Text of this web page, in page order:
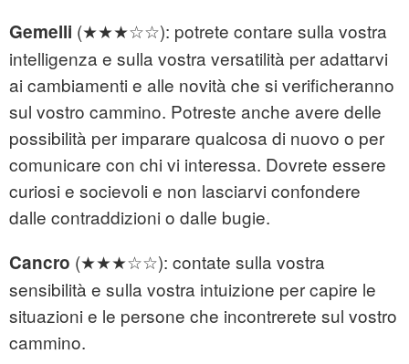
Gemelli (★★★☆☆): potrete contare sulla vostra
intelligenza e sulla vostra versatilità per adattarvi
ai cambiamenti e alle novità che si verificheranno
sul vostro cammino. Potreste anche avere delle
possibilità per imparare qualcosa di nuovo o per
comunicare con chi vi interessa. Dovrete essere
curiosi e socievoli e non lasciarvi confondere
dalle contraddizioni o dalle bugie.
Cancro (★★★☆☆): contate sulla vostra
sensibilità e sulla vostra intuizione per capire le
situazioni e le persone che incontrerete sul vostro
cammino.